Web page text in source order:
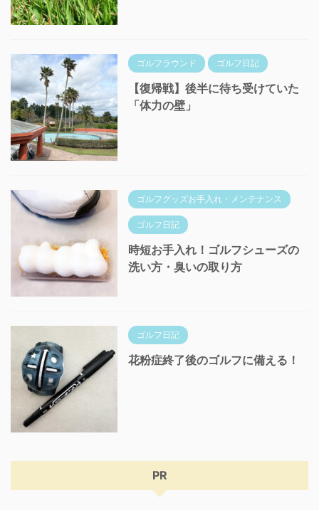
ゴルフラウンド ゴルフ日記
【復帰戦】後半に待ち受けていた
「体力の壁」
ゴルフグッズお手入れ・メンテナンス
ゴルフ日記
時短お手入れ！ゴルフシューズの
洗い方・臭いの取り方
ゴルフ日記
花粉症終了後のゴルフに備える！
PR